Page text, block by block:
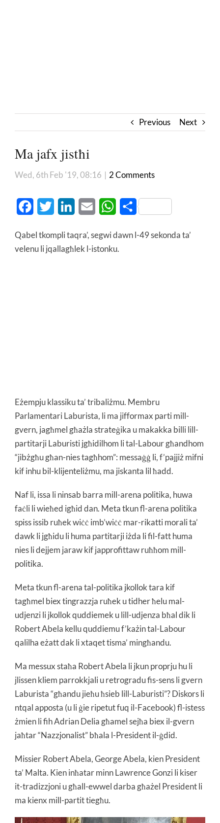
Previous Next
Ma jafx jistħi
Wed, 6th Feb '19, 08:16 | 2 Comments
FacebookTwitter LinkedInEmail WhatsApp
Share
Qabel tkompli taqra’, segwi dawn l-49 sekonda ta’
velenu li jqallagħlek l-istonku.
Eżempju klassiku ta’ tribaliżmu. Membru
Parlamentari Laburista, li ma jifformax parti mill-
gvern, jagħmel għażla strateġika u makakka billi lill-
partitarji Laburisti jgħidilhom li tal-Labour għandhom
“jibżgħu għan-nies tagħhom”: messaġġ li, f’pajjiż mifni
kif inhu bil-klijenteliżmu, ma jiskanta lil ħadd.
Naf li, issa li ninsab barra mill-arena politika, huwa
faċli li wieħed igħid dan. Meta tkun fl-arena politika
spiss issib ruħek wiċċ imb’wiċċ mar-rikatti morali ta’
dawk li jgħidu li huma partitarji iżda li fil-fatt huma
nies li dejjem jaraw kif japprofittaw ruħħom mill-
politika.
Meta tkun fl-arena tal-politika jkollok tara kif
tagħmel biex tingrazzja ruħek u tidher ħelu mal-
udjenzi li jkollok quddiemek u lill-udjenza bħal dik li
Robert Abela kellu quddiemu f’każin tal-Labour
qalilha eżatt dak li xtaqet tisma’ mingħandu.
Ma messux staħa Robert Abela li jkun proprju hu li
jlissen kliem parrokkjali u retrogradu fis-sens li gvern
Laburista “għandu jieħu ħsieb lill-Laburisti”? Diskors li
ntqal apposta (u li ġie ripetut fuq il-Facebook) fl-istess
żmien li fih Adrian Delia għamel sejħa biex il-gvern
jaħtar “Nazzjonalist” bħala l-President il-ġdid.
Missier Robert Abela, George Abela, kien President
ta’ Malta. Kien inħatar minn Lawrence Gonzi li kiser
it-tradizzjoni u għall-ewwel darba għażel President li
ma kienx mill-partit tiegħu.